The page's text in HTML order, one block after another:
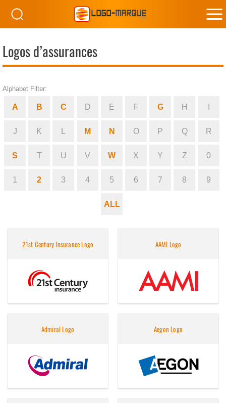
Logos d’assurances
Alphabet Filter:
A B C D E F G H
J K M N O P Q R
S T U V W X Y Z 0
1 2 3 4 5 6 7 8 9
ALL
21st Century Insurance Logo AAMI Logo
Admiral Logo Aegon Logo